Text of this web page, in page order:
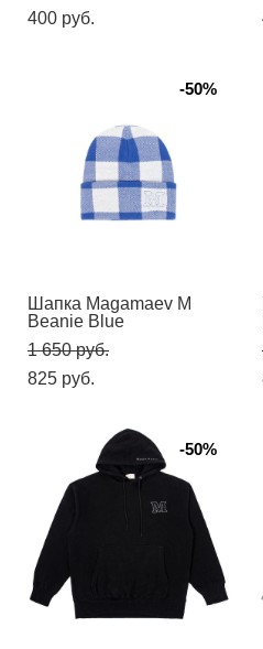
400 pуб.
-50%
Шапка Magamaev M
Beanie Blue
1 650 pуб.
825 pуб.
-50%